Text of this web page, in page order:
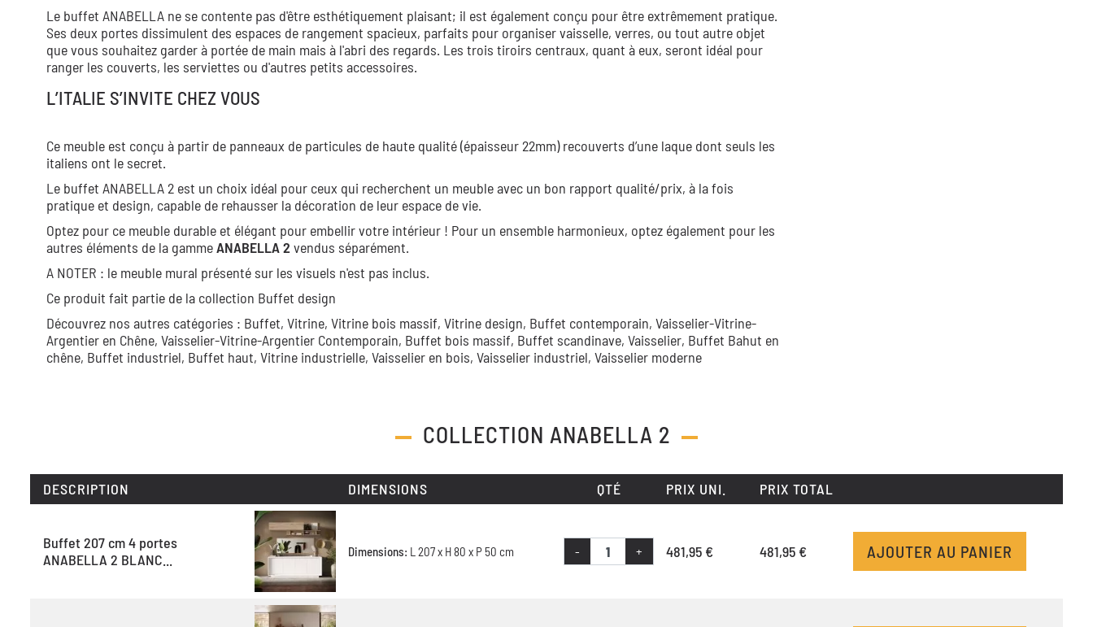
Le buffet ANABELLA ne se contente pas d'être esthétiquement plaisant; il est également conçu pour être extrêmement pratique.
Ses deux portes dissimulent des espaces de rangement spacieux, parfaits pour organiser vaisselle, verres, ou tout autre objet
que vous souhaitez garder à portée de main mais à l'abri des regards. Les trois tiroirs centraux, quant à eux, seront idéal pour
ranger les couverts, les serviettes ou d'autres petits accessoires.
L’ITALIE S’INVITE CHEZ VOUS
Ce meuble est conçu à partir de panneaux de particules de haute qualité (épaisseur 22mm) recouverts d’une laque dont seuls les
italiens ont le secret.
Le buffet ANABELLA 2 est un choix idéal pour ceux qui recherchent un meuble avec un bon rapport qualité/prix, à la fois
pratique et design, capable de rehausser la décoration de leur espace de vie.
Optez pour ce meuble durable et élégant pour embellir votre intérieur ! Pour un ensemble harmonieux, optez également pour les
autres éléments de la gammeANABELLA 2vendus séparément.
A NOTER : le meuble mural présenté sur les visuels n'est pas inclus.
Ce produit fait partie de la collection Buffet design
Découvrez nos autres catégories : Buffet, Vitrine, Vitrine bois massif, Vitrine design, Buffet contemporain, Vaisselier-Vitrine-
Argentier en Chêne, Vaisselier-Vitrine-Argentier Contemporain, Buffet bois massif, Buffet scandinave, Vaisselier, Buffet Bahut en
chêne, Buffet industriel, Buffet haut, Vitrine industrielle, Vaisselier en bois, Vaisselier industriel, Vaisselier moderne
COLLECTION ANABELLA 2
DESCRIPTION DIMENSIONS QTÉ PRIX UNI. PRIX TOTAL
Buffet 207 cm 4 portes
ANABELLA 2 BLANC...
Dimensions: L 207 x H 80 x P 50 cm - + 481,95 € 481,95 € AJOUTER AU PANIER